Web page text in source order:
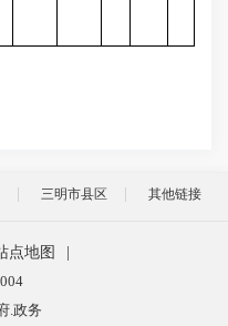
三明市县区 其他链接
点地图
.政务